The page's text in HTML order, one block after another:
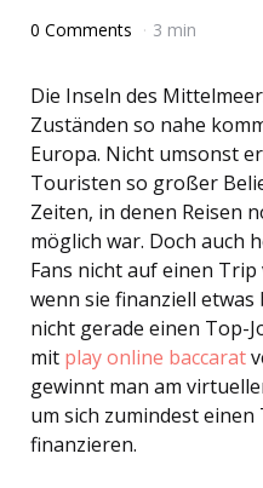
0 Comments 3 min
Die Inseln des
Zuständen so nahe
Europa. Nicht umsonst
Touristen so großer
Zeiten, in denen Reisen
möglich war. Doch auch
Fans nicht auf einen
wenn sie finanziell etwas
nicht gerade einen Top-
mit play online baccarat
gewinnt man am
um sich zumindest
finanzieren.